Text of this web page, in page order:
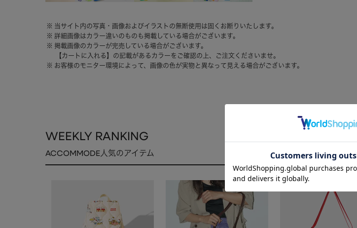
当サイト内の写真・画像およびイラストの無断使用は固くお断りいたします。
詳細画像はカラー違いのものも掲載している場合がございます。
掲載画像のカラーが完売している場合がございます。
【カートに入れる】の記載があるカラーをご確認の上、ご注文くださいませ。
お客様のモニター環境によって、画像の色が実物と異なって見える場合がございます。
WEEKLY RANKING
ACCOMMODE人気のアイテム